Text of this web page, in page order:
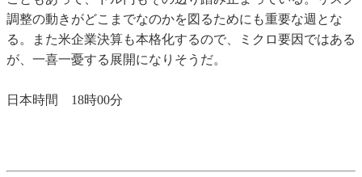
調整の動きがどこまでなのかを図るためにも重要な週とな
る。また米企業決算も本格化するので、ミクロ要因ではある
が、一喜一憂する展開になりそうだ。
日本時間 18時00分